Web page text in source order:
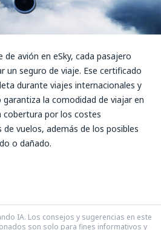
de avión en eSky, cada pasajero
un seguro de viaje. Ese certificado
durante viajes internacionales y
la comodidad de viajar en
cobertura por los costes
vuelos, además de los posibles
o dañado.
IA. Los consejos y sugerencias en este
son solo para fines informativos y